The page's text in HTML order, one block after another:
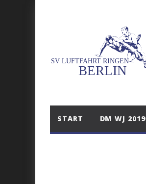
START DM WJ 2019